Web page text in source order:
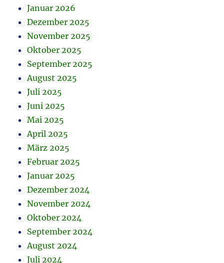
Januar 2026
Dezember 2025
November 2025
Oktober 2025
September 2025
August 2025
Juli 2025
Juni 2025
Mai 2025
April 2025
März 2025
Februar 2025
Januar 2025
Dezember 2024
November 2024
Oktober 2024
September 2024
August 2024
Juli 2024